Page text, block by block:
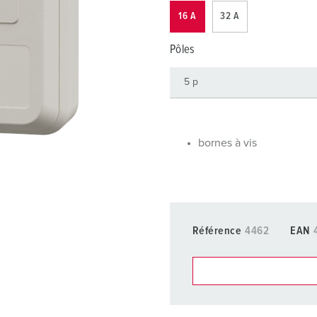
16 A 32 A
Pôles
bornes à vis
Référence 4462 EAN